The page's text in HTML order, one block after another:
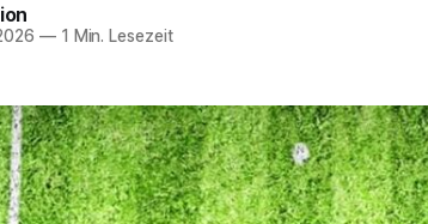
—1 Min. Lesezeit